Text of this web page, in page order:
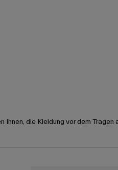
die Kleidung vor dem Tragen